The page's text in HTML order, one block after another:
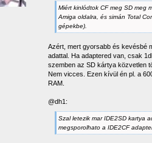
Miért kinlódtok CF meg SD meg
Amiga oldalra, és simán Total
gépekbe).
Azért, mert gyorsabb és kevésbé
adattal. Ha adaptered van, csak
szemben az SD kártya közvetlen
Nem vicces. Ezen kívül én pl. a
RAM.
@dh1:
Szal letezik mar IDE2SD kartya
megsporolhato a IDE2CF